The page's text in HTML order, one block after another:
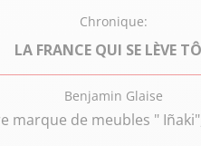
Chronique:
LA FRANCE QUI SE LÈVE
Benjamin Glaise
marque de meubles "